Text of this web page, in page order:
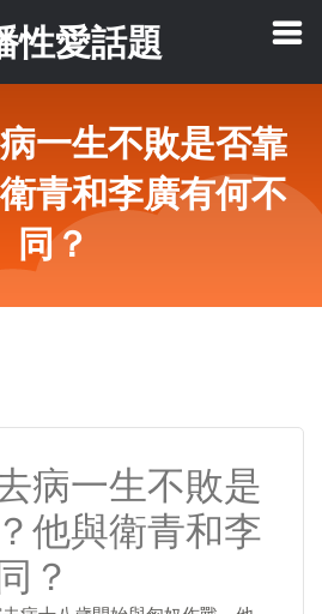
性愛話題
一生不敗是否靠
青和李廣有何不
同？
病一生不敗是
他與衛青和李
？